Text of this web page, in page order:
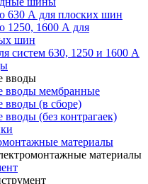
630 А для плоских шин
1250, 1600 А для
шин
систем 630, 1250 и 1600 А
вводы
вводы мембранные
вводы (в сборе)
вводы (без контрагаек)
материалы
материалы